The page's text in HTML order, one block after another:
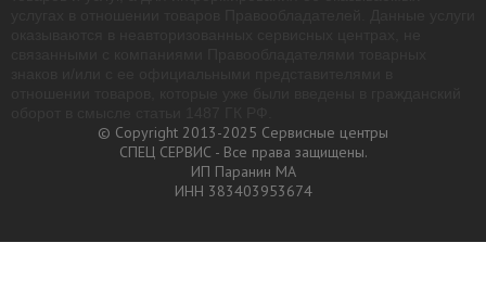
© Copyright 2013-2025 Сервисные центры
СПЕЦ СЕРВИС - Все права защищены.
ИП Паранин МА
ИНН 383403953674